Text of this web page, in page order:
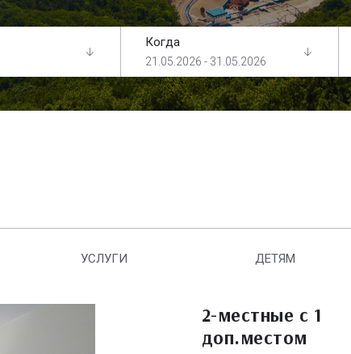
Когда
21.05.2026 - 31.05.2026
УСЛУГИ ДЕТЯМ
2-местные с 1
доп.местом